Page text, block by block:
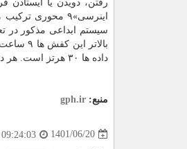
رفتن، دویدن یا ایستادن
اینرسی»۹
داده ها ۳۰ هرتز است. هر دو مدل کفش از وزن ۵۰ تا ۱۲۰ کیلوگرم را پشتیبانی می کنند.
منبع: gph.ir
1401/06/20
09:24:03